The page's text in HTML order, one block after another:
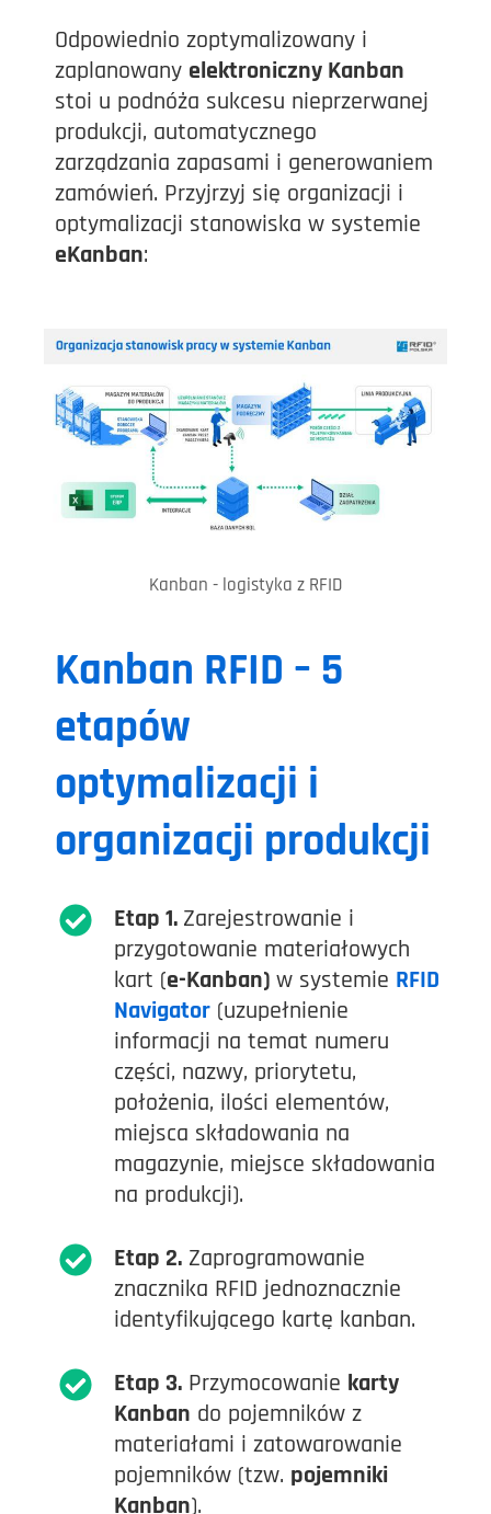
Odpowiednio zoptymalizowany i
zaplanowany elektroniczny Kanban
stoi u podnóża sukcesu nieprzerwanej
produkcji, automatycznego
zarządzania zapasami i generowaniem
zamówień. Przyjrzyj się organizacji i
optymalizacji stanowiska w systemie
eKanban:
Kanban - logistyka z RFID
Kanban RFID – 5
etapów
optymalizacji i
organizacji produkcji
Etap 1. Zarejestrowanie i
przygotowanie materiałowych
kart (e-Kanban)w systemie RFID
Navigator (uzupełnienie
informacji na temat numeru
części, nazwy, priorytetu,
położenia, ilości elementów,
miejsca składowania na
magazynie, miejsce składowania
na produkcji).
Etap 2. Zaprogramowanie
znacznika RFID jednoznacznie
identyfikującego kartę kanban.
Etap 3. Przymocowanie karty
Kanban do pojemników z
materiałami i zatowarowanie
pojemników (tzw. pojemniki
Kanban).